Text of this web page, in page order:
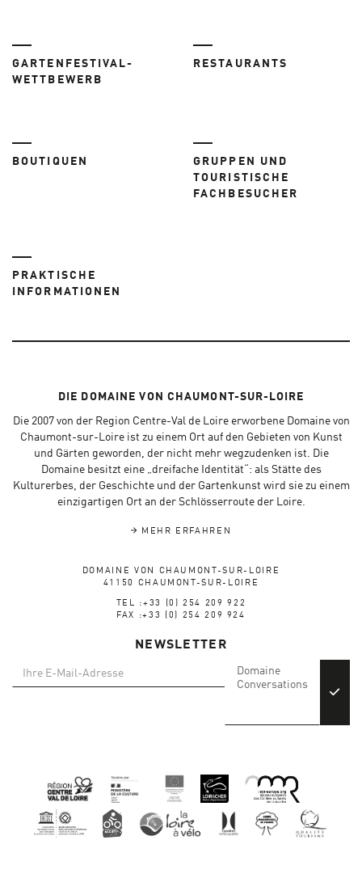
GARTENFESTIVAL-
WETTBEWERB
RESTAURANTS
BOUTIQUEN
GRUPPEN UND
TOURISTISCHE
FACHBESUCHER
PRAKTISCHE
INFORMATIONEN
DIE DOMAINE VON CHAUMONT-SUR-LOIRE
Die 2007 von der Region Centre-Val de Loire erworbene Domaine von
Chaumont-sur-Loire ist zu einem Ort auf den Gebieten von Kunst
und Gärten geworden, der nicht mehr wegzudenken ist. Die
Domaine besitzt eine „dreifache Identität“: als Stätte des
Kulturerbes, der Geschichte und der Gartenkunst wird sie zu einem
einzigartigen Ort an der Schlösserroute der Loire.
MEHR ERFAHREN
DOMAINE VON CHAUMONT-SUR-LOIRE
41150 CHAUMONT-SUR-LOIRE
TEL :+33 (0) 254 209 922
FAX :+33 (0) 254 209 924
NEWSLETTER